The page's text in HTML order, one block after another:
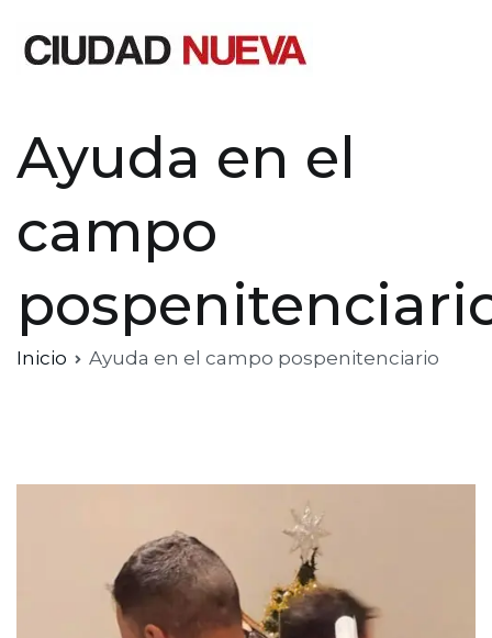
Ayuda en el
campo
Inicio Ayuda en el campo pospenitenciario